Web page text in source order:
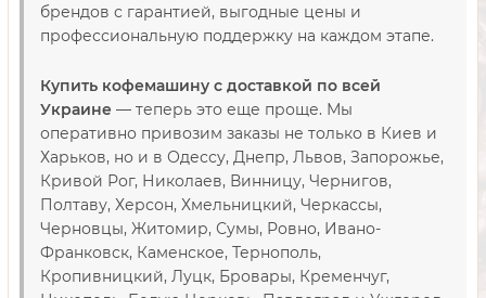
брендов с гарантией, выгодные цены и
профессиональную поддержку на каждом этапе.
Купить кофемашину с доставкой по всей
Украине — теперь это еще проще. Мы
оперативно привозим заказы не только в Киев и
Харьков, но и в Одессу, Днепр, Львов, Запорожье,
Кривой Рог, Николаев, Винницу, Чернигов,
Полтаву, Херсон, Хмельницкий, Черкассы,
Черновцы, Житомир, Сумы, Ровно, Ивано-
Франковск, Каменское, Тернополь,
Кропивницкий, Луцк, Бровары, Кременчуг,